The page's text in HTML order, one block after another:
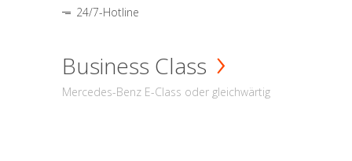
24/7-Hotline
Business Class
Mercedes-Benz E-Class oder gleichwärtig